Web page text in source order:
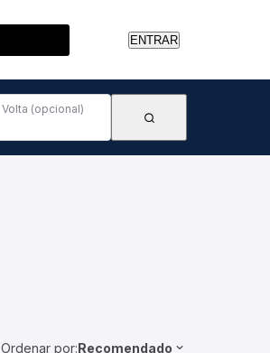
ENTRAR
Volta (opcional)
Ordenar por:Recomendado